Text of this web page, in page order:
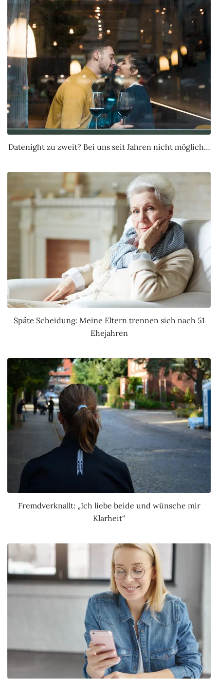
Datenight zu zweit? Bei uns seit Jahren nicht möglich…
Späte Scheidung: Meine Eltern trennen sich nach 51
Ehejahren
Fremdverknallt: „Ich liebe beide und wünsche mir
Klarheit“